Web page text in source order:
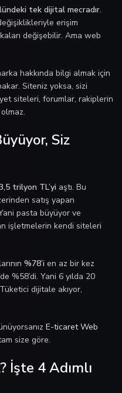
tek dijital mecradır.
erişim
değişebilir. Ama web
hakkında bilgi almak için
Siteniz yoksa, sizi
siteleri, forumlar, rakiplerin
Siz
trilyon TL’yi aştı. Bu
satış yapan
pasta büyüyor ve
işletmelerin kendi siteleri
%78’i en az bir kez
%58’di. Yani 6 yılda 20
dijitale akıyor,
E-ticaret Web
size göre.
İşte 4 Adımlı